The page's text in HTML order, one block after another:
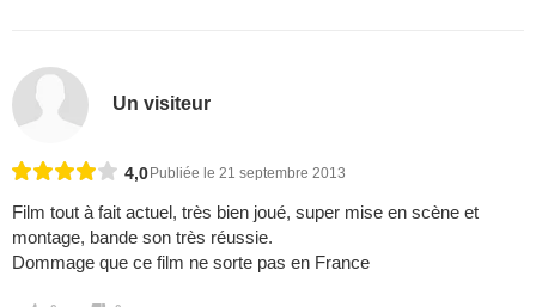
Un visiteur
4,0 Publiée le 21 septembre 2013
Film tout à fait actuel, très bien joué, super mise en scène et
montage, bande son très réussie.
Dommage que ce film ne sorte pas en France